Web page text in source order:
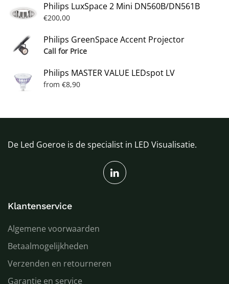
Philips LuxSpace 2 Mini DN560B/DN561B
€200,00
Philips GreenSpace Accent Projector
Call for Price
Philips MASTER VALUE LEDspot LV
from €8,90
De Led Goeroe is de specialist in LED Visualisatie.
Klantenservice
Algemene voorwaarden
Betaalmogelijkheden
Verzenden en retourneren
Garantie en service